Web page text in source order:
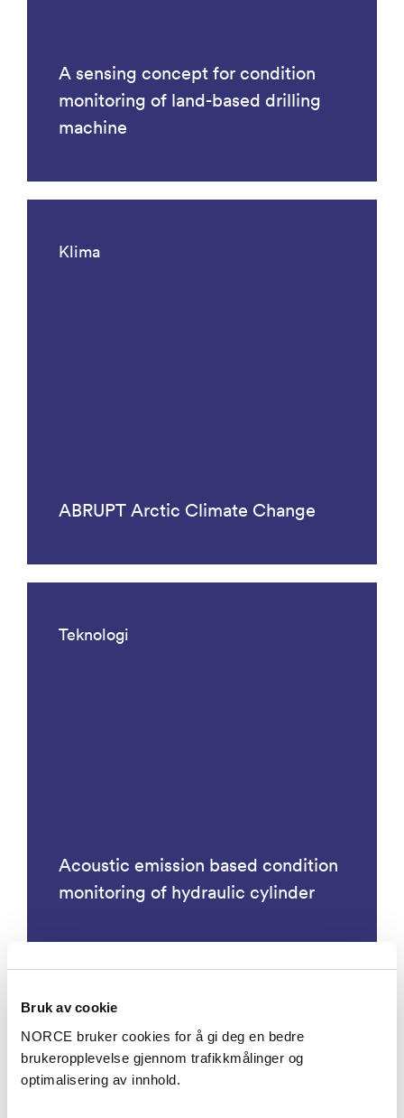
Bruk av cookie
NORCE bruker cookies for å gi deg en bedre
brukeropplevelse gjennom trafikkmålinger og
optimalisering av innhold.
A sensing concept for condition
monitoring of land-based drilling
machine
Klima
ABRUPT Arctic Climate Change
Teknologi
Acoustic emission based condition
monitoring of hydraulic cylinder
Prosjekter